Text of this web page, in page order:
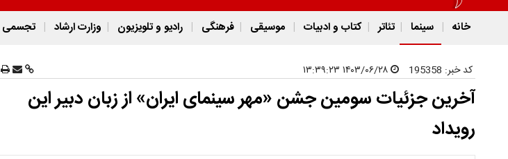
خانه سینما تئاتر کتاب و ادبیات موسیقی فرهنگی رادیو و تلویزیون وزارت ارشاد تجسمی
کد خبر: 195358
آخرین جزئیات سومین جشن «مهر سینمای ایران» از زبان دبیر این
رویداد